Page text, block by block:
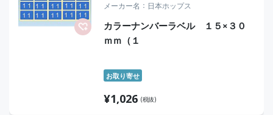
メーカー名 日本ホップス
カラーナンバーラベル １５×３０
ｍｍ（１
お取り寄せ
¥1,026 (税抜)